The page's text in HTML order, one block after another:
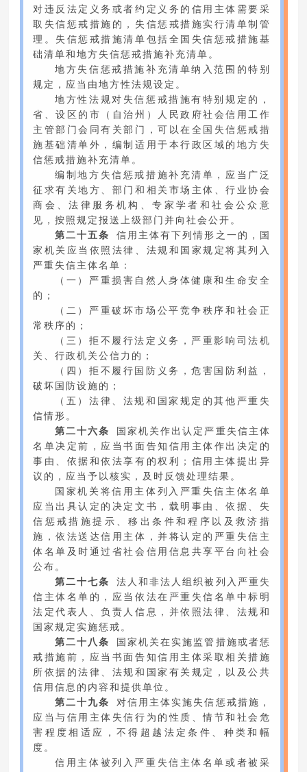
对违反法定义务或者约定义务的信用主体需要采
取失信惩戒措施的，失信惩戒措施实行清单制管
理。失信惩戒措施清单包括全国失信惩戒措施基
础清单和地方失信惩戒措施补充清单。
地方失信惩戒措施补充清单纳入范围的特别
规定，应当由地方性法规设定。
地方性法规对失信惩戒措施有特别规定的，
省、设区的市（自治州）人民政府社会信用工作
主管部门会同有关部门，可以在全国失信惩戒措
施基础清单外，编制适用于本行政区域的地方失
信惩戒措施补充清单。
编制地方失信惩戒措施补充清单，应当广泛
征求有关地方、部门和相关市场主体、行业协会
商会、法律服务机构、专家学者和社会公众意
见，按照规定报送上级部门并向社会公开。
第二十五条
信用主体有下列情形之一的，国
家机关应当依照法律、法规和国家规定将其列入
严重失信主体名单：
（一）严重损害自然人身体健康和生命安全
的；
（二）严重破坏市场公平竞争秩序和社会正
常秩序的；
（三）拒不履行法定义务，严重影响司法机
关、行政机关公信力的；
（四）拒不履行国防义务，危害国防利益，
破坏国防设施的；
（五）法律、法规和国家规定的其他严重失
信情形。
第二十六条
国家机关作出认定严重失信主体
名单决定前，应当书面告知信用主体作出决定的
事由、依据和依法享有的权利；信用主体提出异
议的，应当予以核实，及时反馈处理结果。
国家机关将信用主体列入严重失信主体名单
应当出具认定的决定文书，载明事由、依据、失
信惩戒措施提示、移出条件和程序以及救济措
施，依法送达信用主体，并将认定的严重失信主
体名单及时通过省社会信用信息共享平台向社会
公布。
第二十七条
法人和非法人组织被列入严重失
信主体名单的，应当依法在严重失信名单中标明
法定代表人、负责人信息，并依照法律、法规和
国家规定实施惩戒。
第二十八条
国家机关在实施监管措施或者惩
戒措施前，应当书面告知信用主体采取相关措施
所依据的法律、法规和国家有关规定，以及公共
信用信息的内容和提供单位。
第二十九条
对信用主体实施失信惩戒措施，
应当与信用主体失信行为的性质、情节和社会危
害程度相适应，不得超越法定条件、种类和幅
度。
信用主体被列入严重失信主体名单或者被采